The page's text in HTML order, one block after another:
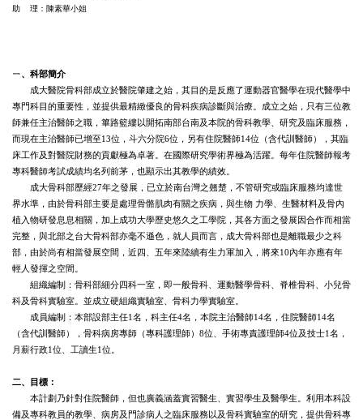
教學計畫
衛教資訊
門診表
相關資源
相關規章
位置地圖
聯絡我們
助 理：陳素華小姐
ㄧ、科部簡介
成大醫院骨科部成立於醫院肇建之始，其目的是反應了運動器官醫學在現代醫學中
專門科目的重要性，並提供最精緻優良的骨科疾病診斷與治療。成立之始，只有三位教
師兼任主治醫師之職，篳路籃縷以開拓南部台南及本院的骨科教學、研究及臨床服務，
而現在主治醫師已增至13位，斗六分院6位，另有住院醫師14位（含代訓醫師），其臨
床工作及對醫院財務的貢獻極為卓著。在國際研究學術界極為活躍。每年住院醫師報考
專科醫師考試成績均名列前茅，也顯示出其教學的績效。
成大骨科部歷經27年之發展，已立於南台灣之翹楚，不管研究或臨床服務均達世
界水準，由於骨科部主要是處理骨骼肌肉有關之疾病，與生物 力學、生醫材料及骨內
植入物研發息息相關，加上成功大學歷史悠久之工學院，其各方面之發展因合作而相當
完整，與北部之台大骨科部亦毫不遜色，就人員而言，成大骨科部也是離職最少之科
部，由於尚有相當發展空間，近四、五年來陸續有生力軍加入，將來10內年亦應有年
輕人發揮之空間。
組織編制：骨科部細分四科一室，即一般骨科、運動醫學骨科、脊椎骨科、小兒骨
科及骨科實驗室。並成立硬組織實驗室、骨科力學實驗室。
成員編制：本部設部主任1名，科主任4名，本院主治醫師14名，住院醫師14名
（含代訓醫師），骨科病房專師（專科護理師）8位、手術專責護理師4位及技士1名，
月薪行政1位、工讀生1位。
二、目標：
本計劃乃針對住院醫師，但也廣義涵蓋實習醫生、實習學生及醫學生。利用本科設
備及專科教員的教學、病房及門診病人之臨床服務以及骨科實驗室的研究，提供骨科專